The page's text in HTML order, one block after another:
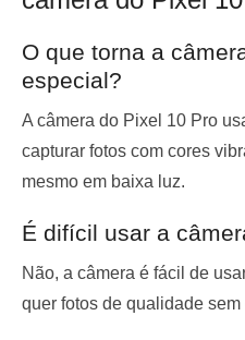
O que torna a
especial?
A câmera do Pixel 10 Pro
capturar fotos com cores
mesmo em baixa luz.
É difícil usar a
Não, a câmera é fácil de
quer fotos de qualidade